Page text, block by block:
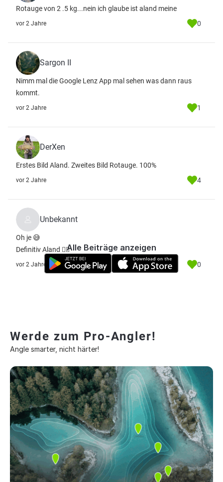
Rotauge von 2 .5 kg...nein ich glaube ist aland meine
vor 2 Jahre 0
Sargon II
Nimm mal die Google Lenz App mal sehen was dann raus
kommt.
vor 2 Jahre 1
DerXen
Erstes Bild Aland. Zweites Bild Rotauge. 100%
vor 2 Jahre 4
Unbekannt
Oh je 😅
Definitiv Aland 👍🏻
vor 2 Jahre 0
Alle Beiträge anzeigen
Werde zum Pro-Angler!
Angle smarter, nicht härter!